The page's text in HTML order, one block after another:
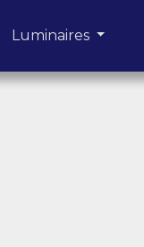
Luminaires